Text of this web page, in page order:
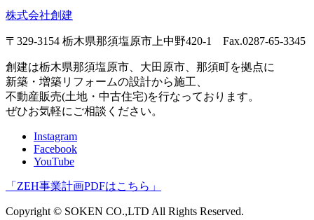
株式会社創建
〒329-3154 栃木県那須塩原市上中野420-1 Fax.0287-65-3345
創建は栃木県那須塩原市、大田原市、那須町を拠点に
新築・増築リフォームの設計から施工、
不動産販売(土地・中古住宅)を行なっております。
ぜひお気軽にご相談ください。
Instagram
Facebook
YouTube
「 ZEH事業計画PDFはこちら 」
Copyright © SOKEN CO.,LTD All Rights Reserved.